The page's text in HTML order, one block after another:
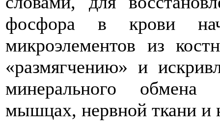
фосфора в крови
микроэлементов из
«размягчению» и
минерального обмена
мышцах, нервной ткани и